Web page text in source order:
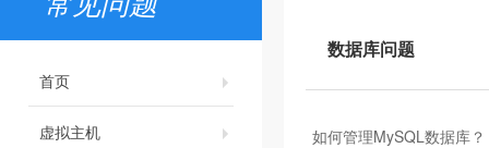
首页
虚拟主机
数据库问题
如何管理MySQL数据库？